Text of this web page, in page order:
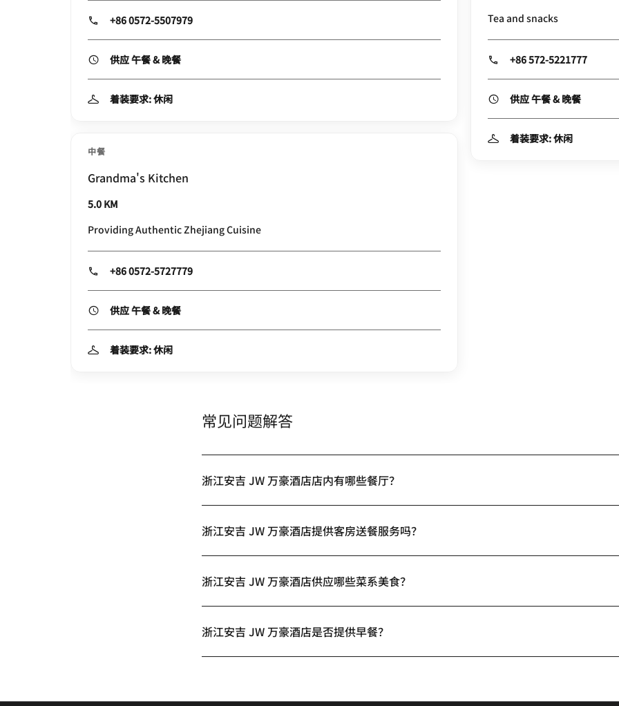
+86 0572-5507979
供应 午餐 & 晚餐
着装要求: 休闲
中餐
Grandma's Kitchen
5.0 KM
Providing Authentic Zhejiang Cuisine
+86 0572-5727779
供应 午餐 & 晚餐
着装要求: 休闲
Tea and snacks
+86 572-5221777
供应 午餐 & 晚餐
着装要求: 休闲
常见问题解答
浙江安吉 JW 万豪酒店店内有哪些餐厅？
浙江安吉 JW 万豪酒店提供客房送餐服务吗？
浙江安吉 JW 万豪酒店供应哪些菜系美食？
浙江安吉 JW 万豪酒店是否提供早餐？